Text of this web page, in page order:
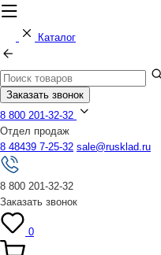
Каталог
Заказать звонок
8 800 201-32-32
Отдел продаж
8 48439 7-25-32 sale@rusklad.ru
8 800 201-32-32
Заказать звонок
0